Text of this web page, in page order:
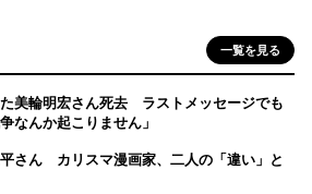
一覧を見る
美輪明宏さん死去 ラストメッセージでも
んか起こりません」
さん カリスマ漫画家、二人の「違い」と